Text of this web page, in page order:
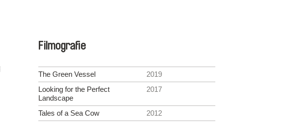
Filmografie
The Green Vessel
2019
Looking for the Perfect
Landscape
2017
Tales of a Sea Cow 2012